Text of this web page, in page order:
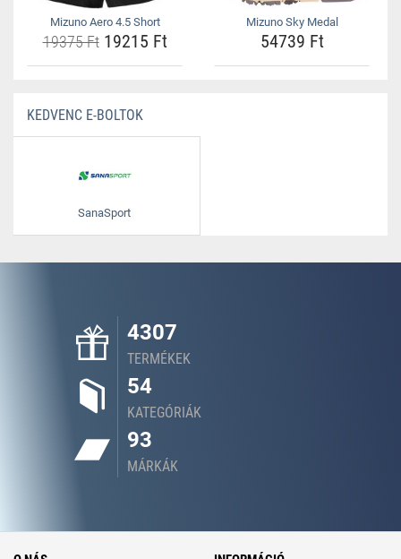
Mizuno Aero 4.5 Short
19375 Ft19215 Ft
Mizuno Sky Medal
54739 Ft
KEDVENC E-BOLTOK
SanaSport
4307
TERMÉKEK
54
KATEGÓRIÁK
93
MÁRKÁK